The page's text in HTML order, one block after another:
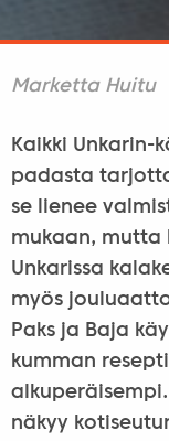
Marketta Huitu
Kaikki
padasta
se lienee
mukaan, mutta
Unkarissa
myös
Paks ja Baja
kumman
näkyy